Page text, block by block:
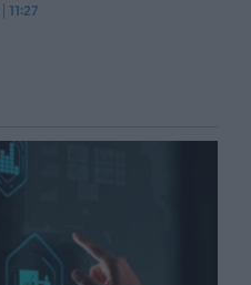
| 11:27